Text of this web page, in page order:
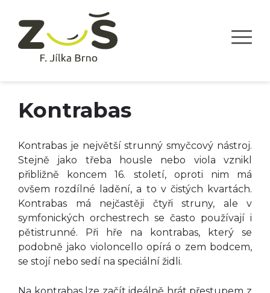
Kontrabas
Kontrabas je největší strunný smyčcový nástroj.
Stejně jako třeba housle nebo viola vznikl
přibližně koncem 16. století, oproti nim má
ovšem rozdílné ladění, a to v čistých kvartách.
Kontrabas má nejčastěji čtyři struny, ale v
symfonických orchestrech se často používají i
pětistrunné. Při hře na kontrabas, který se
podobně jako violoncello opírá o zem bodcem,
se stojí nebo sedí na speciální židli.